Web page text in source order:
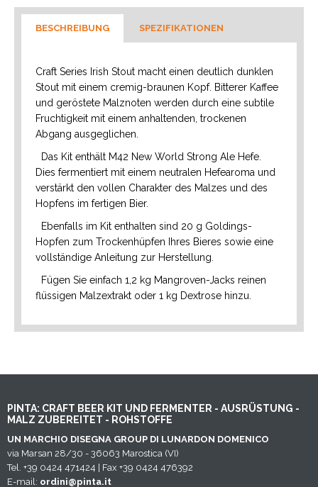
BESCHREIBUNG SPEZIFIKATIONEN
Craft Series Irish Stout macht einen deutlich dunklen
Stout mit einem cremig-braunen Kopf. Bitterer Kaffee
und geröstete Malznoten werden durch eine subtile
Fruchtigkeit mit einem anhaltenden, trockenen
Abgang ausgeglichen.
Das Kit enthält M42 New World Strong Ale Hefe.
Dies fermentiert mit einem neutralen Hefearoma und
verstärkt den vollen Charakter des Malzes und des
Hopfens im fertigen Bier.
Ebenfalls im Kit enthalten sind 20 g Goldings-
Hopfen zum Trockenhüpfen Ihres Bieres sowie eine
vollständige Anleitung zur Herstellung.
Fügen Sie einfach 1,2 kg Mangroven-Jacks reinen
flüssigen Malzextrakt oder 1 kg Dextrose hinzu.
PINTA: CRAFT BEER KIT UND FERMENTER - AUSRÜSTUNG -
MALZ ZUBEREITET - ROHSTOFFE
UN MARCHIO DISEGNA GROUP DI LUNARDON DOMENICO
via Marsan 28/30 - 36063 Marostica (VI)
Tel. +39 0424 471424 | Fax +39 0424 476392
E-mail: ordini@pinta.it